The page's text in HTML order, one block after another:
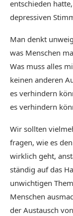
entschieden
depressiven
Man denkt
was Menschen
Was muss alles
keinen anderen
es verhindern
es verhindern
Wir sollten
fragen, wie es
wirklich geht,
ständig auf das
unwichtigen
Menschen
der Austausch